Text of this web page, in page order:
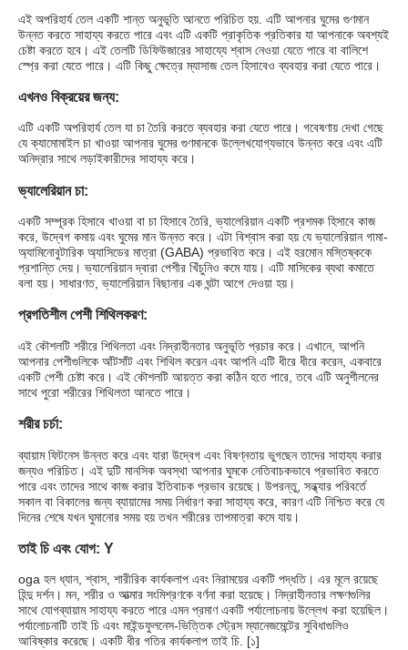
এই অপরিহার্য তেল একটি শান্ত অনুভূতি আনতে পরিচিত হয়. এটি আপনার ঘুমের গুণমান
উন্নত করতে সাহায্য করতে পারে এবং এটি একটি প্রাকৃতিক প্রতিকার যা আপনাকে অবশ্যই
চেষ্টা করতে হবে। এই তেলটি ডিফিউজারের সাহায্যে শ্বাস নেওয়া যেতে পারে বা বালিশে
স্প্রে করা যেতে পারে। এটি কিছু ক্ষেত্রে ম্যাসাজ তেল হিসাবেও ব্যবহার করা যেতে পারে।
এখনও বিক্রয়ের জন্য:
এটি একটি অপরিহার্য তেল যা চা তৈরি করতে ব্যবহার করা যেতে পারে। গবেষণায় দেখা গেছে
যে ক্যামোমাইল চা খাওয়া আপনার ঘুমের গুণমানকে উল্লেখযোগ্যভাবে উন্নত করে এবং এটি
অনিদ্রার সাথে লড়াইকারীদের সাহায্য করে।
ভ্যালেরিয়ান চা:
একটি সম্পূরক হিসাবে খাওয়া বা চা হিসাবে তৈরি, ভ্যালেরিয়ান একটি প্রশমক হিসাবে কাজ
করে, উদ্বেগ কমায় এবং ঘুমের মান উন্নত করে। এটা বিশ্বাস করা হয় যে ভ্যালেরিয়ান গামা-
অ্যামিনোবুটারিক অ্যাসিডের মাত্রা (GABA) প্রভাবিত করে। এই হরমোন মস্তিষ্ককে
প্রশান্তি দেয়। ভ্যালেরিয়ান দ্বারা পেশীর খিঁচুনিও কমে যায়। এটি মাসিকের ব্যথা কমাতে
বলা হয়। সাধারণত, ভ্যালেরিয়ান বিছানার এক ঘন্টা আগে দেওয়া হয়।
প্রগতিশীল পেশী শিথিলকরণ:
এই কৌশলটি শরীরে শিথিলতা এবং নিদ্রাহীনতার অনুভূতি প্রচার করে। এখানে, আপনি
আপনার পেশীগুলিকে আঁটসাঁট এবং শিথিল করেন এবং আপনি এটি ধীরে ধীরে করেন, একবারে
একটি পেশী চেষ্টা করে। এই কৌশলটি আয়ত্ত করা কঠিন হতে পারে, তবে এটি অনুশীলনের
সাথে পুরো শরীরের শিথিলতা আনতে পারে।
শরীর চর্চা:
ব্যায়াম ফিটনেস উন্নত করে এবং যারা উদ্বেগ এবং বিষণ্নতায় ভুগছেন তাদের সাহায্য করার
জন্যও পরিচিত। এই দুটি মানসিক অবস্থা আপনার ঘুমকে নেতিবাচকভাবে প্রভাবিত করতে
পারে এবং তাদের সাথে কাজ করার ইতিবাচক প্রভাব রয়েছে। উপরন্তু, সন্ধ্যার পরিবর্তে
সকাল বা বিকালের জন্য ব্যায়ামের সময় নির্ধারণ করা সাহায্য করে, কারণ এটি নিশ্চিত করে যে
দিনের শেষে যখন ঘুমানোর সময় হয় তখন শরীরের তাপমাত্রা কমে যায়।
তাই চি এবং যোগ: Y
oga হল ধ্যান, শ্বাস, শারীরিক কার্যকলাপ এবং নিরাময়ের একটি পদ্ধতি। এর মূলে রয়েছে
হিন্দু দর্শন। মন, শরীর ও আত্মার সংমিশ্রণকে বর্ণনা করা হয়েছে। নিদ্রাহীনতার লক্ষণগুলির
সাথে যোগব্যায়াম সাহায্য করতে পারে এমন প্রমাণ একটি পর্যালোচনায় উল্লেখ করা হয়েছিল।
পর্যালোচনাটি তাই চি এবং মাইন্ডফুলনেস-ভিত্তিক স্ট্রেস ম্যানেজমেন্টের সুবিধাগুলিও
আবিষ্কার করেছে। একটি ধীর গতির কার্যকলাপ তাই চি. [১]